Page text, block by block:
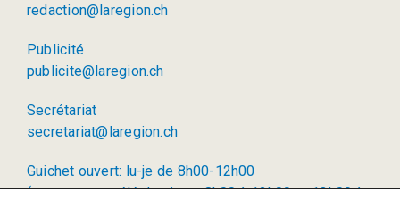
redaction@laregion.ch
Publicité
publicite@laregion.ch
Secrétariat
secretariat@laregion.ch
Guichet ouvert: lu-je de 8h00-12h00
(permanence téléphonique: 8h00 à 12h00 et 13h00 à